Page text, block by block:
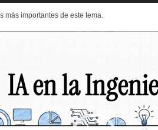
más importantes de este tema.